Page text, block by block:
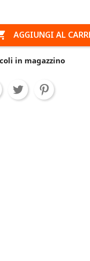
AGGIUNGI AL
in magazzino